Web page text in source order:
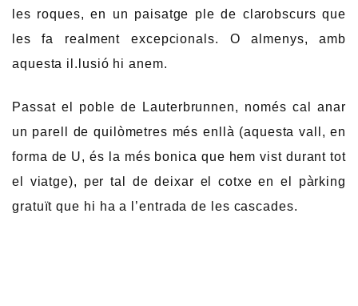
les roques, en un paisatge ple de clarobscurs que
les fa realment excepcionals. O almenys, amb
aquesta il.lusió hi anem.
Passat el poble de Lauterbrunnen, només cal anar
un parell de quilòmetres més enllà (aquesta vall, en
forma de U, és la més bonica que hem vist durant tot
el viatge), per tal de deixar el cotxe en el pàrking
gratuït que hi ha a l’entrada de les cascades.